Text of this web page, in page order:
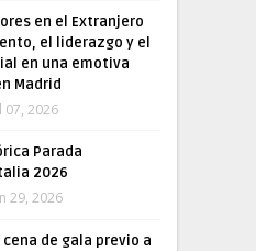
en el Extranjero
el liderazgo y el
en una emotiva
Madrid
07, 2026
Parada
2026
29, 2026
de gala previo a